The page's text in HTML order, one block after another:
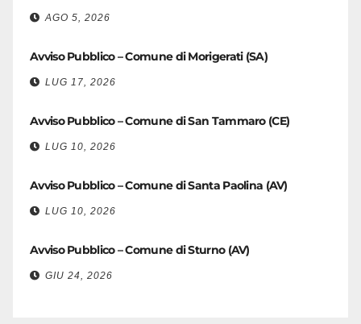
AGO 5, 2026
Avviso Pubblico – Comune di Morigerati (SA)
LUG 17, 2026
Avviso Pubblico – Comune di San Tammaro (CE)
LUG 10, 2026
Avviso Pubblico – Comune di Santa Paolina (AV)
LUG 10, 2026
Avviso Pubblico – Comune di Sturno (AV)
GIU 24, 2026